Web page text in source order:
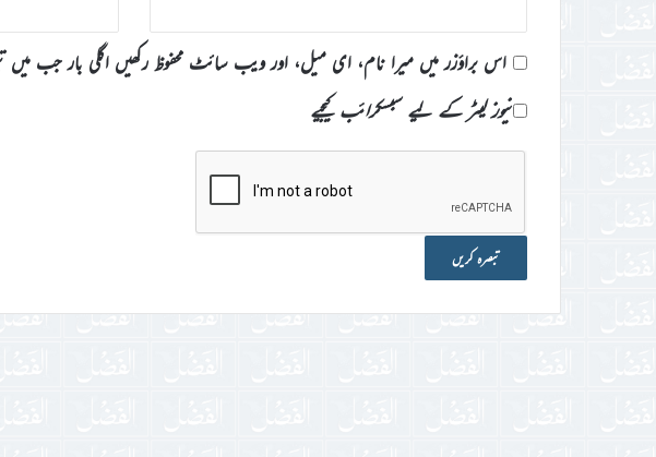
اس براؤزر میں میرا نام، ای میل، اور ویب سائٹ محفوظ رکھیں اگلی بار جب
نیوز لیٹر کے لیے سبسکرائب کیجیے